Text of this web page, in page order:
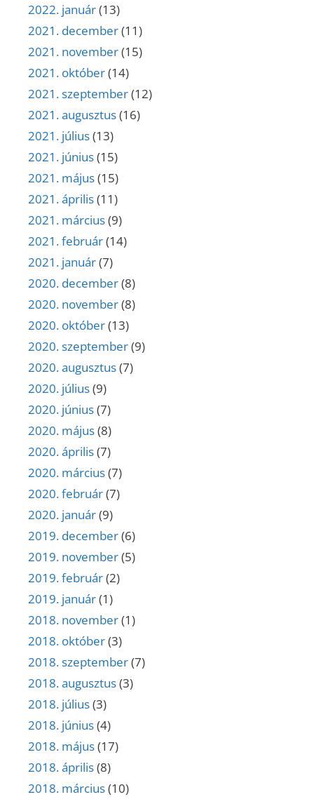
2022. január(13)
2021. december(11)
2021. november(15)
2021. október(14)
2021. szeptember(12)
2021. augusztus(16)
2021. július(13)
2021. június(15)
2021. május(15)
2021. április(11)
2021. március(9)
2021. február(14)
2021. január(7)
2020. december(8)
2020. november(8)
2020. október(13)
2020. szeptember(9)
2020. augusztus(7)
2020. július(9)
2020. június(7)
2020. május(8)
2020. április(7)
2020. március(7)
2020. február(7)
2020. január(9)
2019. december(6)
2019. november(5)
2019. február(2)
2019. január(1)
2018. november(1)
2018. október(3)
2018. szeptember(7)
2018. augusztus(3)
2018. július(3)
2018. június(4)
2018. május(17)
2018. április(8)
2018. március(10)